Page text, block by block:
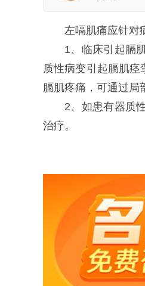
左嗝肌痛应针对
1、临床引起膈
质性病变引起膈肌
膈肌疼痛，可通过局
2、如患有器质
治疗。